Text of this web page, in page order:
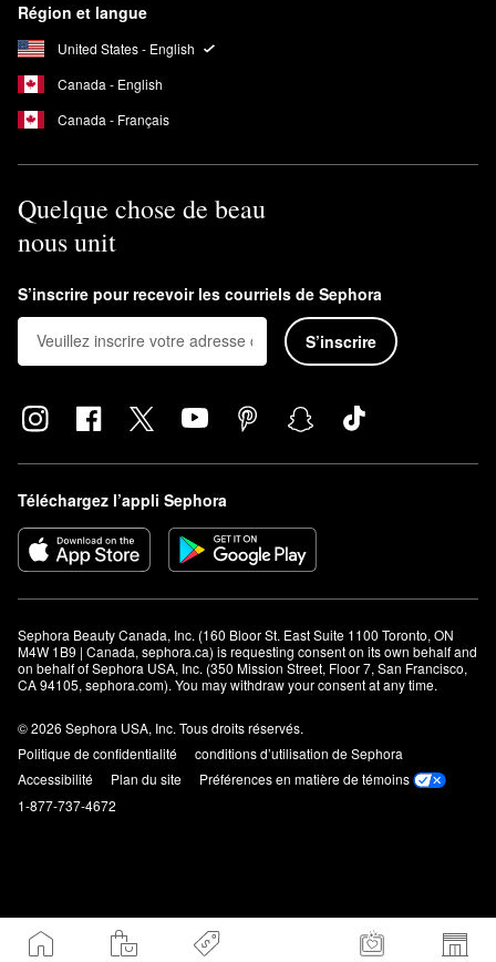
Région et langue
United States - English
Canada - English
Canada - Français
Quelque chose de beau
nous unit
S’inscrire pour recevoir les courriels de Sephora
S’inscrire
Téléchargez l’appli Sephora
Sephora Beauty Canada, Inc. (160 Bloor St. East Suite 1100 Toronto, ON
M4W 1B9 | Canada, sephora.ca) is requesting consent on its own behalf and
on behalf of Sephora USA, Inc. (350 Mission Street, Floor 7, San Francisco,
CA 94105, sephora.com). You may withdraw your consent at any time.
© 2026 Sephora USA, Inc. Tous droits réservés.
Politique de confidentialité
conditions d’utilisation de Sephora
Accessibilité
Plan du site
Préférences en matière de témoins
1-877-737-4672